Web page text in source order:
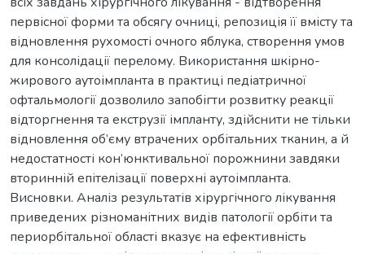
первісної форми та обсягу очниці, репозиція її вмісту та
відновлення рухомості очного яблука, створення умов
для консолідації перелому. Використання шкірно-
жирового аутоімпланта в практиці педіатричної
офтальмології дозволило запобігти розвитку реакції
відторгнення та екструзії імпланту, здійснити не тільки
відновлення об’єму втрачених орбітальних тканин, а й
недостатності кон’юнктивальної порожнини завдяки
вторинній епітелізації поверхні аутоімпланта.
Висновки. Аналіз результатів хірургічного лікування
приведених різноманітних видів патології орбіти та
периорбітальної області вказує на ефективність